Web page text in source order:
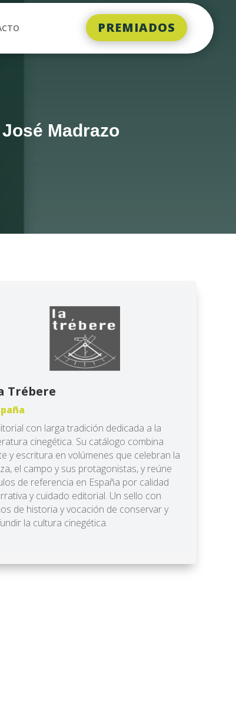
PREMIADOS
José Madrazo
Trébere
con larga tradición dedicada a la
cinegética. Su catálogo combina
y escritura en volúmenes que celebran la
el campo y sus protagonistas, y reúne
de referencia en España por calidad
y cuidado editorial. Un sello con
de historia y vocación de conservar y
la cultura cinegética.